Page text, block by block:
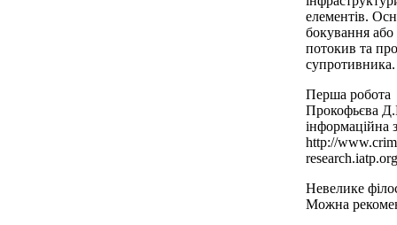
елементів.
бокування
потокив та
супротивника.
Перша робота
Прокофьєва
інформаційна
http://
Невелике
Можна